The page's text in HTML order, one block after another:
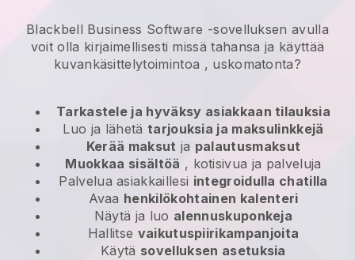
Blackbell Business Software -sovelluksen avulla
voit olla kirjaimellisesti missä tahansa ja käyttää
kuvankäsittelytoimintoa , uskomatonta?
Tarkastele ja hyväksy asiakkaan tilauksia
Luo ja lähetä tarjouksia ja maksulinkkejä
Kerää maksut ja palautusmaksut
Muokkaa sisältöä , kotisivua ja palveluja
Palvelua asiakkaillesi integroidulla chatilla
Avaa henkilökohtainen kalenteri
Näytä ja luo alennuskuponkeja
Hallitse vaikutuspiirikampanjoita
Käytä sovelluksen asetuksia